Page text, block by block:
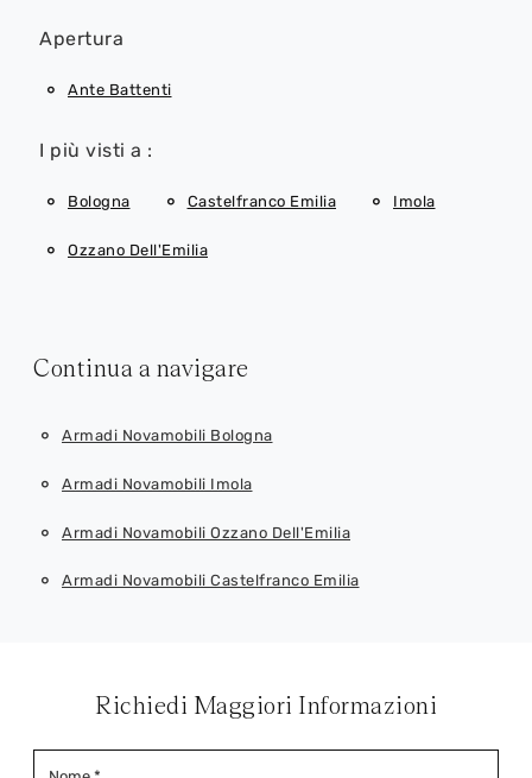
Apertura
Ante Battenti
I più visti a :
Bologna Castelfranco Emilia Imola
Ozzano Dell'Emilia
Continua a navigare
Armadi Novamobili Bologna
Armadi Novamobili Imola
Armadi Novamobili Ozzano Dell'Emilia
Armadi Novamobili Castelfranco Emilia
Richiedi Maggiori Informazioni